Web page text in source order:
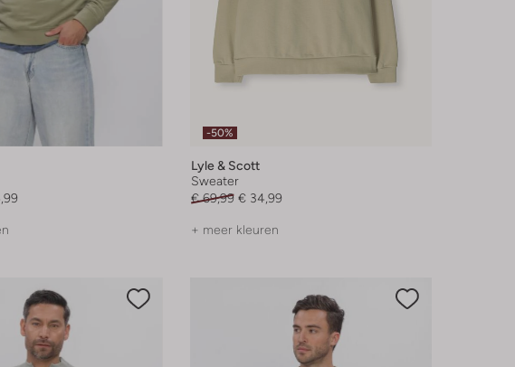
-50%
Lyle & Scott
Sweater
€ 69,99 € 34,99
+ meer kleuren